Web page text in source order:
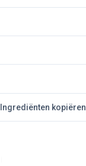
Ingrediënten kopiëren